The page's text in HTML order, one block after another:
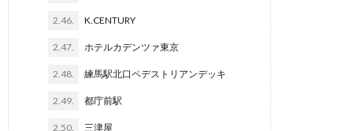
2.46. K.CENTURY
2.47. ホテルカデンツァ東京
2.48. 練馬駅北口ペデストリアンデッキ
2.49. 都庁前駅
2.50. 三津屋